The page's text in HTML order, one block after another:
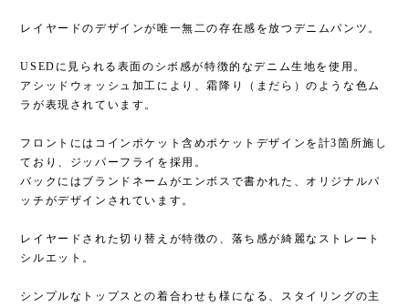
レイヤードのデザインが唯一無二の存在感を放つデニムパンツ。
USEDに見られる表面のシボ感が特徴的なデニム生地を使用。
アシッドウォッシュ加工により、霜降り（まだら）のような色ム
ラが表現されています。
フロントにはコインポケット含めポケットデザインを計3箇所施し
ており、ジッパーフライを採用。
バックにはブランドネームがエンボスで書かれた、オリジナルパ
ッチがデザインされています。
レイヤードされた切り替えが特徴の、落ち感が綺麗なストレート
シルエット。
シンプルなトップスとの着合わせも様になる、スタイリングの主